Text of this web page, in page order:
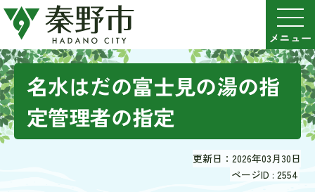
名水はだの富士見の湯の指
定管理者の指定
更新日：2026年03月30日
ページID : 2554